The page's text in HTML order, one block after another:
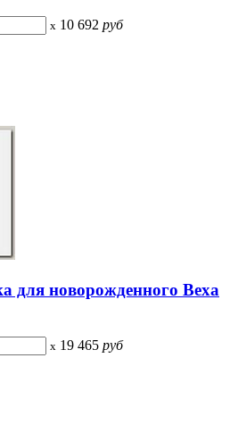
x 10 692 руб
для новорожденного Bexa
x 19 465 руб